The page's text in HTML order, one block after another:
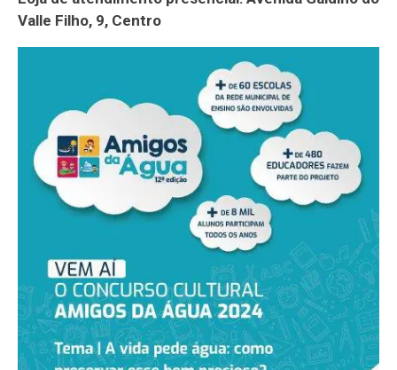
Valle Filho, 9, Centro